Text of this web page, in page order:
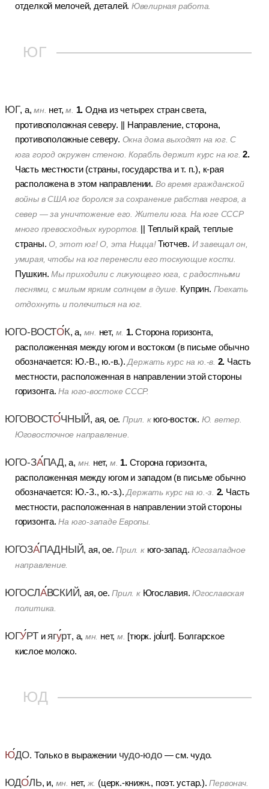
отделкой мелочей, деталей. Ювелирная работа.
ЮГ
ЮГ, а,мн. нет,м. 1. Одна из четырех стран света,
противоположная северу.
Направление, сторона,
противоположные северу. Окна дома выходят на юг. С
юга город окружен стеною. Корабль держит курс на юг. 2.
Часть местности (страны, государства и т. п.), к-рая
расположена в этом направлении. Во время гражданской
войны в США юг боролся за сохранение рабства негров, а
север — за уничтожение его. Жители юга. На юге СССР
много превосходных курортов.
Теплый край, теплые
страны. О, этот юг! О, эта Ницца!Тютчев. И завещал он,
умирая, чтобы на юг перенесли его тоскующие кости.
Пушкин.Мы приходили с ликующего юга, с радостными
песнями, с милым ярким солнцем в душе. Куприн. Поехать
отдохнуть и полечиться на юг.
ЮГО-ВОСТОК, а, мн. нет, м. 1. Сторона горизонта,
расположенная между югом и востоком (в письме обычно
обозначается: Ю.-В., ю.-в.). Держать курс на ю.-в. 2. Часть
местности, расположенная в направлении этой стороны
горизонта. На юго-востоке СССР.
ЮГОВОСТОЧНЫЙ, ая, ое.Прил. кюго-восток. Ю. ветер.
Юговосточное направление.
ЮГО-ЗАПАД, а, мн. нет, м. 1. Сторона горизонта,
расположенная между югом и западом (в письме обычно
обозначается: Ю.-З., ю.-з.). Держать курс на ю.-з. 2. Часть
местности, расположенная в направлении этой стороны
горизонта. На юго-западе Европы.
ЮГОЗАПАДНЫЙ, ая, ое.Прил. кюго-запад. Югозападное
направление.
ЮГОСЛАВСКИЙ, ая, ое.Прил. кЮгославия. Югославская
политика.
ЮГУРТи ягурт, а, мн. нет, м. [тюрк. joĺurt]. Болгарское
кислое молоко.
ЮД
ЮДО. Только в выражении чудо-юдо — см. чудо.
ЮДОЛЬ, и, мн. нет, ж. (церк.-книжн., поэт. устар.).Первонач.